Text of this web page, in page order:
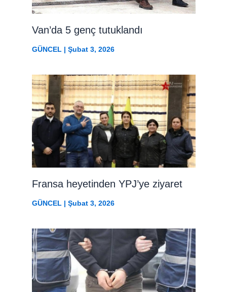
Van’da 5 genç tutuklandı
GÜNCEL| Şubat 3, 2026
Fransa heyetinden YPJ’ye ziyaret
GÜNCEL | Şubat 3, 2026